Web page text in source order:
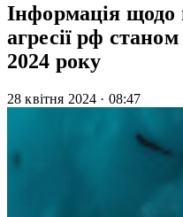
Інформація щодо
агресії рф
2024 року
28 квітня 2024 · 08:47